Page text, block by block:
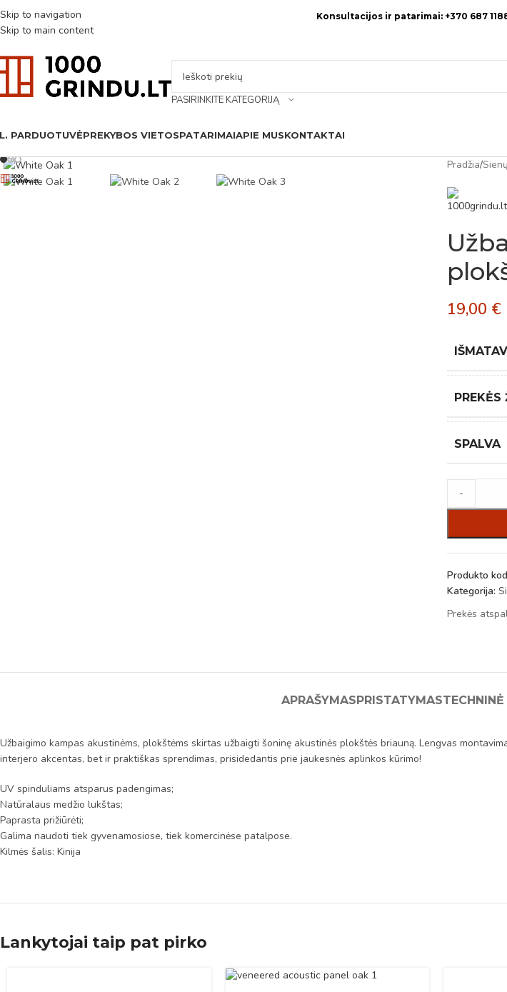
Skip to navigation
Skip to main content
Konsultacijos ir patarimai: +370 687
PASIRINKITE KATEGORIJĄ
PARDUOTUVĖPREKYBOS VIETOSPATARIMAIAPIE MUSKONTAKTAI
Pradžia/
19,00 €
PREKĖS
SPALVA
-
Produkto
Kategorija:
Prekės
APRAŠYMASPRISTATYMAS
Užbaigimo kampas akustinėms, plokštėms skirtas užbaigti šoninę akustinės plokštės briauną. Lengvas
interjero akcentas, bet ir praktiškas sprendimas, prisidedantis prie jaukesnės aplinkos kūrimo!
UV spinduliams atsparus padengimas;
Natūralaus medžio lukštas;
Paprasta prižiūrėti;
Galima naudoti tiek gyvenamosiose, tiek komercinėse patalpose.
Kilmės šalis: Kinija
Lankytojai taip pat pirko